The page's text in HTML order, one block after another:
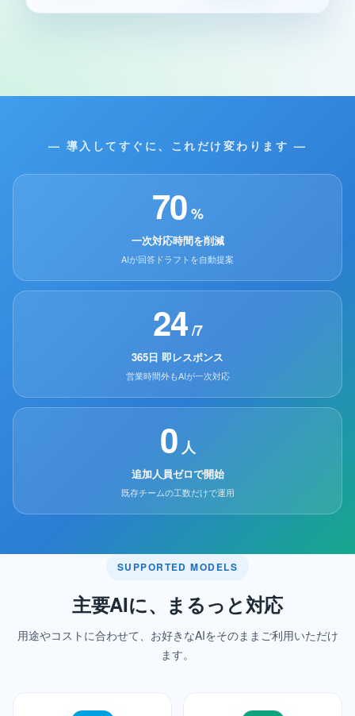
— 導入してすぐに、これだけ変わります —
70%
一次対応時間を削減
AIが回答ドラフトを自動提案
24/7
365日 即レスポンス
営業時間外もAIが一次対応
0 人
追加人員ゼロで開始
既存チームの工数だけで運用
SUPPORTED MODELS
主要AIに、まるっと対応
用途やコストに合わせて、お好きなAIをそのままご利用いただけ
ます。